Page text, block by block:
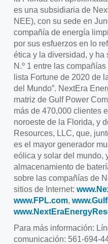
es una subsidiaria de
NEE), con su sede en
compañía de energía
por sus esfuerzos en lo
ética y la diversidad, y
N.º 1 entre las
lista Fortune de 2020 de
del Mundo”. NextEra
matriz de Gulf Power
más de 470,000 clientes
noroeste de la Florida, y
Resources, LLC, que,
es el mayor generador
eólica y solar del mundo,
almacenamiento de
sobre las compañías de
sitios de Internet:
www.FPL.com,
Para más información:
comunicación: 561-694-